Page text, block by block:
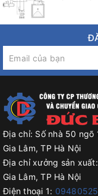
Địa chỉ: Số nhà 50 ngõ
Gia Lâm, TP Hà Nội
Địa chỉ xưởng sản xuất:
Gia Lâm, TP Hà Nội
Điện thoại 1: